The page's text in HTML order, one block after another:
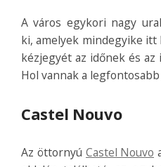
A város egykori nagy
ki, amelyek mindegyike itt
kézjegyét az időnek és
Hol vannak a legfontosabb
Castel Nouvo
Az öttornyú Castel Nouvo